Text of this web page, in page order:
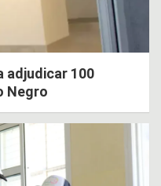
adjudicar 100
Negro